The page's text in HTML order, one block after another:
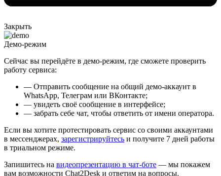
Закрыть
Демо-режим
Сейчас вы перейдёте в демо-режим, где сможете проверить
работу сервиса:
— Отправить сообщение на общий демо-аккаунт в
WhatsApp, Телеграм или ВКонтакте;
— увидеть своё сообщение в интерфейсе;
— забрать себе чат, чтобы ответить от имени оператора.
Если вы хотите протестировать сервис со своими аккаунтами
в мессенджерах, зарегистрируйтесь и получите 7 дней работы
в триальном режиме.
Запишитесь на видеопрезентацию в чат-боте — мы покажем
вам возможности Chat2Desk и ответим на вопросы.